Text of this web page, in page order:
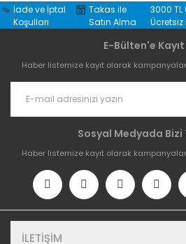
İade ve İptal
Koşulları
Takas ile
Satın Alma
3000 TL
E-Bülten'e
Haber listemize kayıt olarak
Sosyal Medyada Bizi
Haber listemize kayıt olarak
İLETİŞİM